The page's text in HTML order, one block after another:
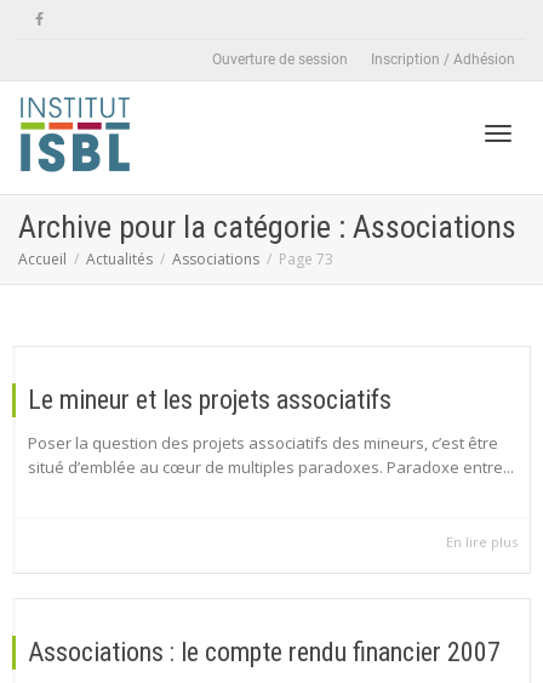
Ouverture de session Inscription / Adhésion
Archive pour la catégorie : Associations
Accueil Actualités Associations Page 73
Le mineur et les projets associatifs
Poser la question des projets associatifs des mineurs, c’est être
situé d’emblée au cœur de multiples paradoxes. Paradoxe entre...
En lire plus
Associations : le compte rendu financier 2007